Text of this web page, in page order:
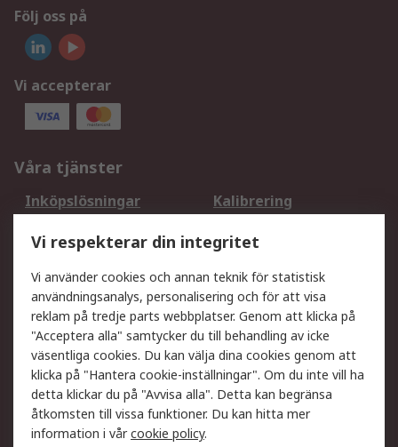
Följ oss på
Vi accepterar
Våra tjänster
Inköpslösningar
Kalibrering
DesignSpark
Teknisk Support
Ditt lokala säljteam
Exportlösningar
Support
Få hjälp
Retur av varor
Leverans
Spåra din order
Begär en fakturakopi
Fördelar med RS-konto
Betalningsalternativ
Vi respekterar din integritet
Vi använder cookies och annan teknik för statistisk
användningsanalys, personalisering och för att visa
reklam på tredje parts webbplatser. Genom att klicka på
"Acceptera alla" samtycker du till behandling av icke
väsentliga cookies. Du kan välja dina cookies genom att
klicka på "Hantera cookie-inställningar". Om du inte vill ha
detta klickar du på "Avvisa alla". Detta kan begränsa
åtkomsten till vissa funktioner. Du kan hitta mer
information i vårcookie policy.